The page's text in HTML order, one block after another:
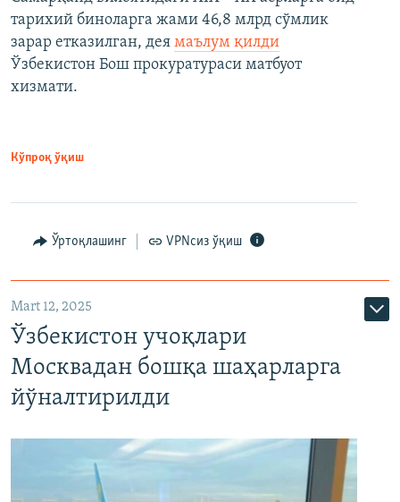
тарихий биноларга жами 46,8 млрд сўмлик
зарар етказилган, дея маълум қилди
Ўзбекистон Бош прокуратураси матбуот
хизмати.
Кўпроқ ўқиш
Ўртоқлашинг VPNсиз ўқиш
Mart 12, 2025
Ўзбекистон учоқлари
Москвадан бошқа шаҳарларга
йўналтирилди